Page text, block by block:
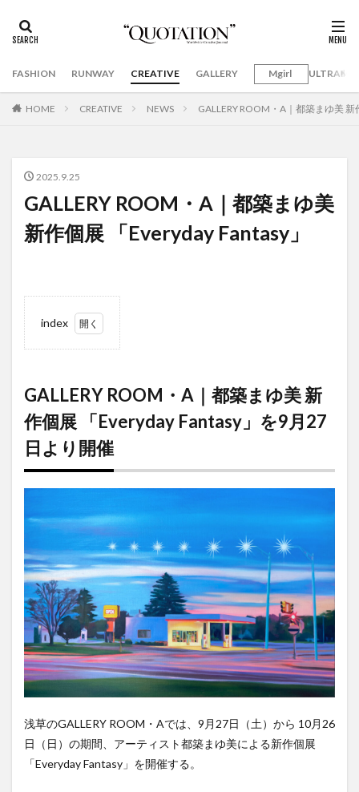
FASHION RUNWAY CREATIVE GALLERY Mgirl
HOME CREATIVE NEWS GALLERY ROOM・A｜都築まゆ美
2025.9.25
GALLERY ROOM・A｜都築まゆ美
新作個展 「Everyday Fantasy」
index
1
｜都築まゆ
美 新作個展
「Everyday
Fantasy」
を9月27日
より開催
GALLERY ROOM・A｜都築まゆ美 新
作個展 「Everyday Fantasy」を9月27
日より開催
浅草のGALLERY ROOM・Aでは、9月27日（土）から 10月26
日（日）の期間、アーティスト都築まゆ美による新作個展
「Everyday Fantasy」を開催する。